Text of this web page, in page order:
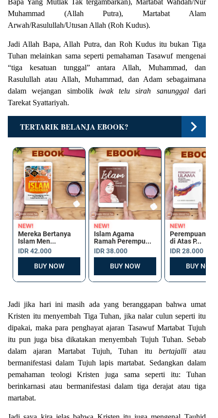
Bapa Yang Mutlak Tak tergambarkan), Martabat Wahdah/Nur
Muhammad (Allah Putra), Martabat Alam
Arwah/Rasulullah/Utusan Allah (Roh Kudus).
Jadi Allah Bapa, Allah Putra, dan Roh Kudus itu bukan Tiga
Tuhan melainkan sama seperti pemahaman Tasawuf mengenai
“tiga kesatuan tunggal” antara Allah, Muhammad, dan
Rasulullah atau Allah, Muhammad, dan Adam sebagaimana
dalam wejangan simbolik iwak telu sirah sanunggaldari
Tarekat Syattariyah.
TERTARIK BELANJA EBOOK?
Jadi jika hari ini masih ada yang beranggapan bahwa umat
Kristen itu menyembah Tiga Tuhan, jika nalar culun seperti itu
dipakai, maka para penghayat ajaran Tasawuf Martabat Tujuh
itu pun juga bisa dikatakan menyembah Tujuh Tuhan. Sebab
dalam ajaran Martabat Tujuh, Tuhan itubertajalli atau
bermanifestasi dalam Tujuh lapis martabat. Sedangkan dalam
pemahaman teologi Kristen juga sama seperti itu: Tuhan
berinkarnasi atau bermanifestasi dalam tiga derajat atau tiga
martabat.